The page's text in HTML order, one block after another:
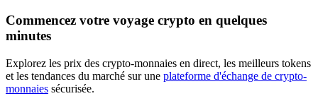
Rejoignez les meilleurs traders
Commencez votre voyage crypto en quelques
minutes
Explorez les prix des crypto-monnaies en direct, les meilleurs tokens
et les tendances du marché sur une plateforme d'échange de crypto-
monnaies sécurisée.